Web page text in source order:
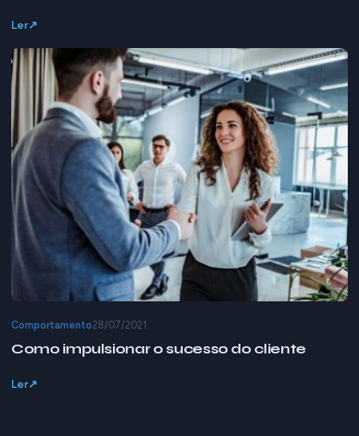
Ler
Comportamento28/07/2021
Como impulsionar o sucesso do cliente
Ler